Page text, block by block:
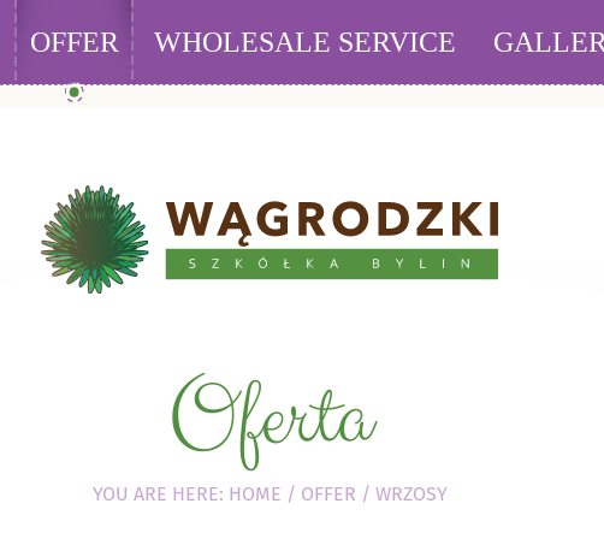
or SESSION_VARIABLES_ADMIN privilege(s) for
OFFER WHOLESALE SERVICE
Oferta
YOU ARE HERE: HOME / OFFER / WRZOSY